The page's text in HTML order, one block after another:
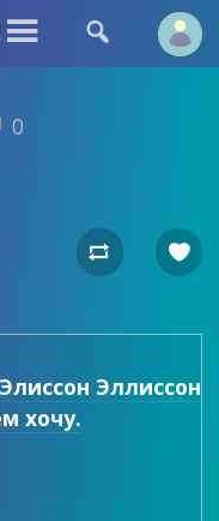
 
0
 
Эллиссон
хочу.